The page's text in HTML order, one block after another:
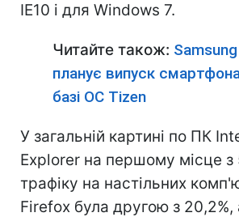
IE10 і для Windows 7.
Читайте також: Samsung
планує випуск
базі ОС Tizen
У загальній картині по ПК
Explorer на першому місце з
трафіку на настільних
Firefox була другою з 20,2%,